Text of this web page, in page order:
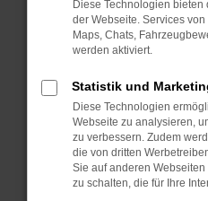
Das kann manchmal
Probleme zu beheben.
Betriebssystem auf
sind.
Veraltete Software
Sicherheitsrisiko,
führen, dass
unterstützt werden.
Diese Technologien
der Webseite. Services
Maps, Chats,
werden aktiviert.
Statistik und
Diese Technologien
Webseite zu analysieren,
zu verbessern. Zudem
die von dritten
Sie auf anderen
zu schalten, die für Ihre